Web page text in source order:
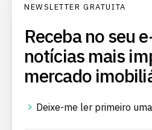
NEWSLETTER GRATUITA
Receba no seu
notícias mais
mercado
Deixe-me ler primeiro uma